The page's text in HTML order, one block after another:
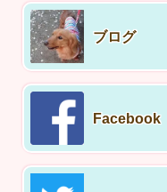
ブログ
Facebook